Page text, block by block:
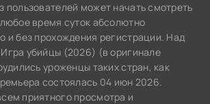
пользователей может начать смотреть
время суток абсолютно
и без прохождения регистрации. Над
убийцы (2026) (в оригинале
уроженцы таких стран, как
состоялась 04 июн 2026.
приятного просмотра и